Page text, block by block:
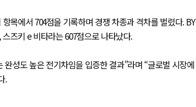
목에서 704점을 기록하며 경쟁 차종과 격차를 벌렸다. BY
즈키 e 비타라는 607점으로 나타났다.
성도 높은 전기차임을 입증한 결과”라며 “글로벌 시장에
.